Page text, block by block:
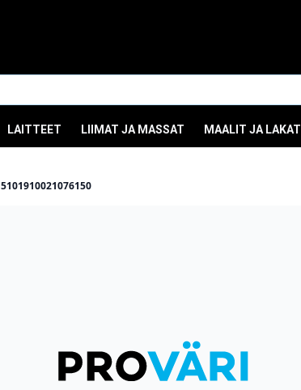
LAITTEET LIIMAT JA MASSAT MAALIT JA LAKAT
5101910021076150